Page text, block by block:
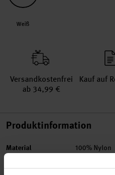
Weiß
Versand­kosten­frei
ab 34,99 €
Kauf auf
Produktinformation
Material 100% Nylon
Artikel-Nr.99001.68.01